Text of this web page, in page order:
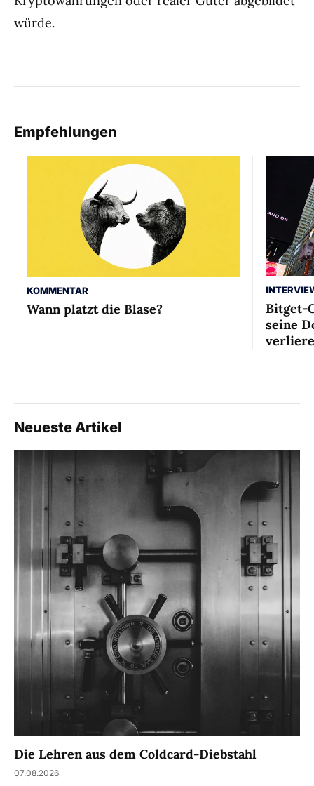
würde.
Empfehlungen
KOMMENTAR
Wann platzt die Blase?
Bitget-
seine
Neueste Artikel
Die Lehren aus dem Coldcard-Diebstahl
07.08.2026